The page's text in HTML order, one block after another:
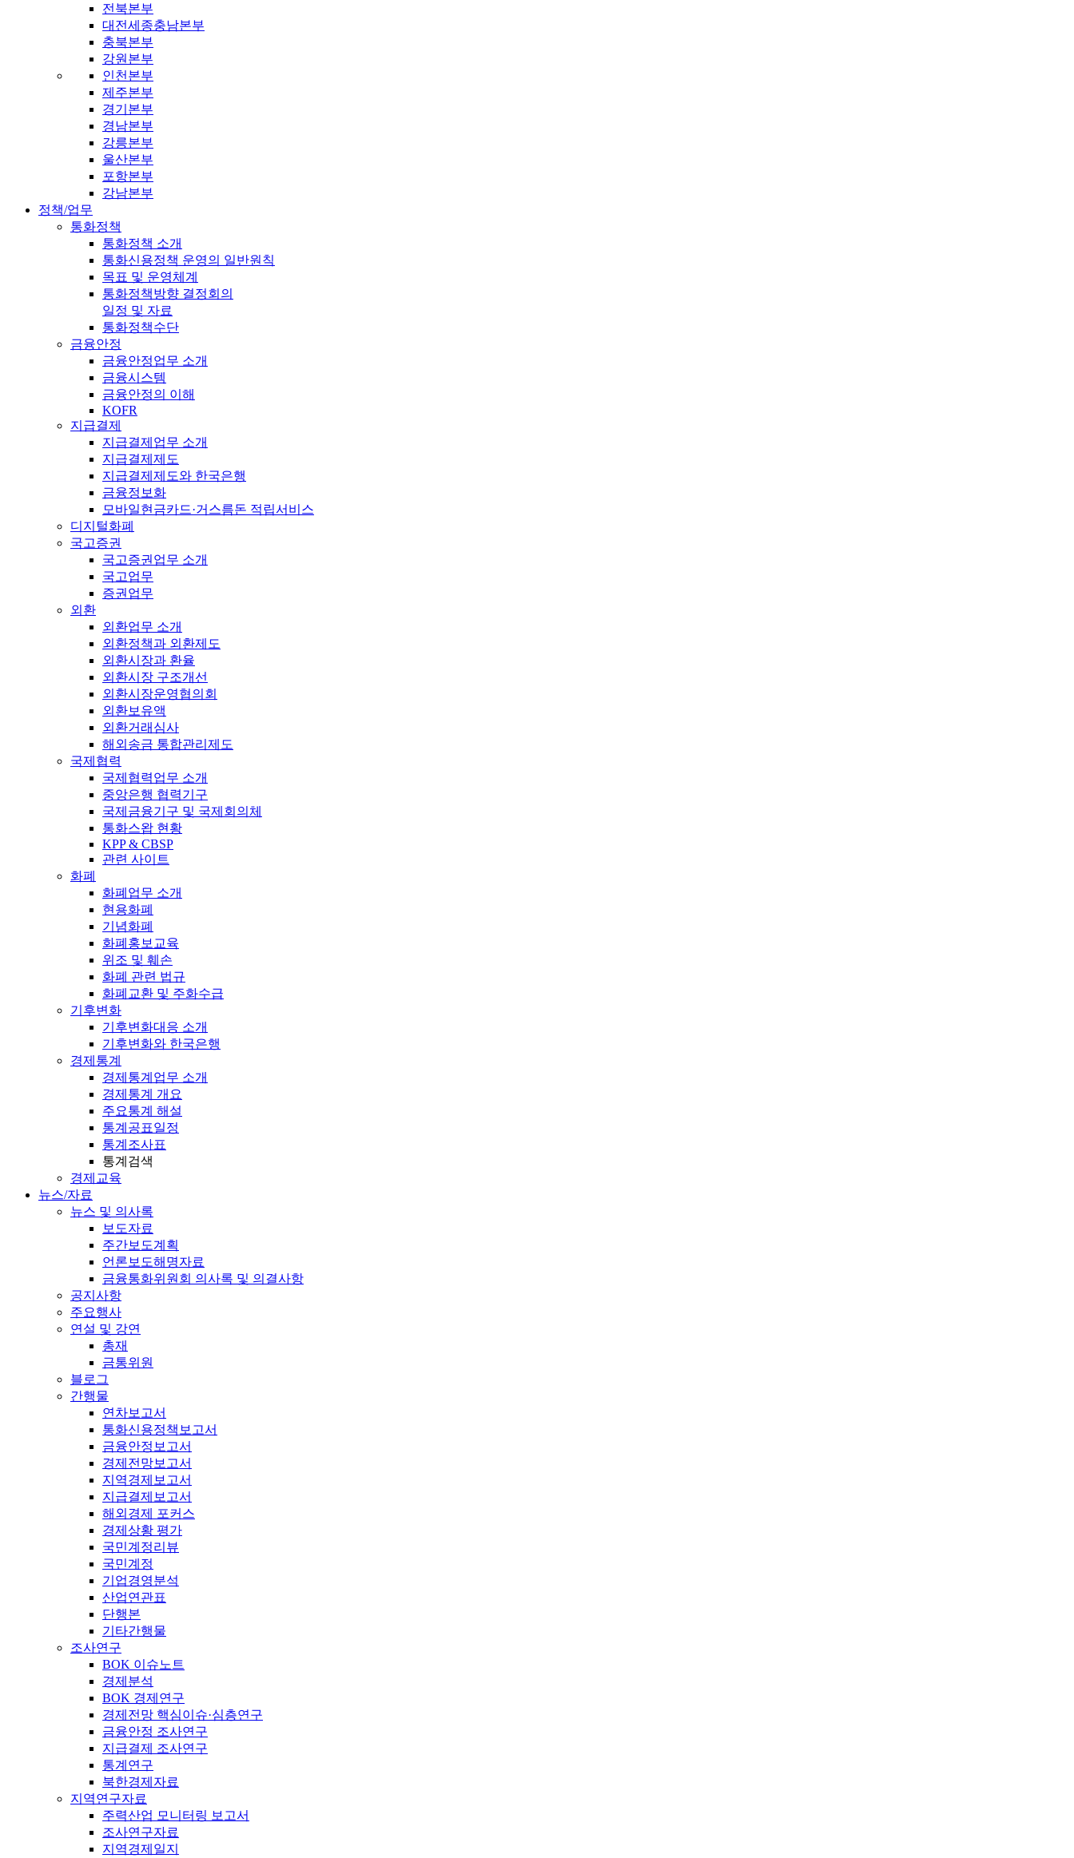
전북본부
대전세종충남본부
충북본부
강원본부
인천본부
제주본부
경기본부
경남본부
강릉본부
울산본부
포항본부
강남본부
정책/업무
통화정책
통화정책 소개
통화신용정책 운영의 일반원칙
목표 및 운영체계
통화정책방향 결정회의
일정 및 자료
통화정책수단
금융안정
금융안정업무 소개
금융시스템
금융안정의 이해
KOFR
지급결제
지급결제업무 소개
지급결제제도
지급결제제도와 한국은행
금융정보화
모바일현금카드·거스름돈 적립서비스
디지털화폐
국고증권
국고증권업무 소개
국고업무
증권업무
외환
외환업무 소개
외환정책과 외환제도
외환시장과 환율
외환시장 구조개선
외환시장운영협의회
외환보유액
외환거래심사
해외송금 통합관리제도
국제협력
국제협력업무 소개
중앙은행 협력기구
국제금융기구 및 국제회의체
통화스왑 현황
KPP & CBSP
관련 사이트
화폐
화폐업무 소개
현용화폐
기념화폐
화폐홍보교육
위조 및 훼손
화폐 관련 법규
화폐교환 및 주화수급
기후변화
기후변화대응 소개
기후변화와 한국은행
경제통계
경제통계업무 소개
경제통계 개요
주요통계 해설
통계공표일정
통계조사표
통계검색
경제교육
뉴스/자료
뉴스 및 의사록
보도자료
주간보도계획
언론보도해명자료
금융통화위원회 의사록 및 의결사항
공지사항
주요행사
연설 및 강연
총재
금통위원
블로그
간행물
연차보고서
통화신용정책보고서
금융안정보고서
경제전망보고서
지역경제보고서
지급결제보고서
해외경제 포커스
경제상황 평가
국민계정리뷰
국민계정
기업경영분석
산업연관표
단행본
기타간행물
조사연구
BOK 이슈노트
경제분석
BOK 경제연구
경제전망 핵심이슈·심층연구
금융안정 조사연구
지급결제 조사연구
통계연구
북한경제자료
지역연구자료
주력산업 모니터링 보고서
조사연구자료
지역경제일지